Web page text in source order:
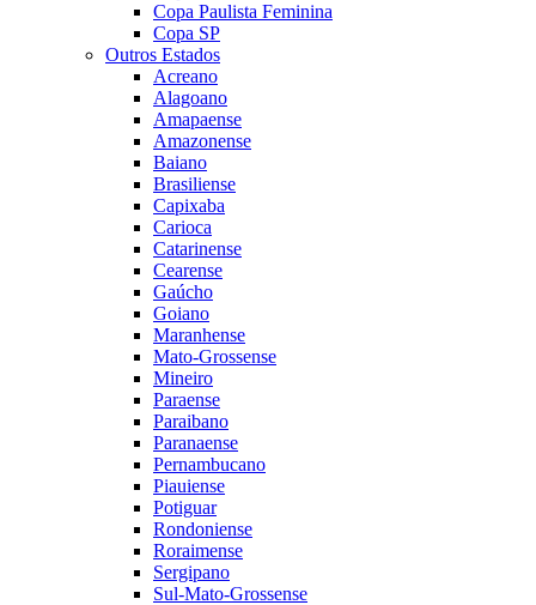
Copa Paulista Feminina
Copa SP
Outros Estados
Acreano
Alagoano
Amapaense
Amazonense
Baiano
Brasiliense
Capixaba
Carioca
Catarinense
Cearense
Gaúcho
Goiano
Maranhense
Mato-Grossense
Mineiro
Paraense
Paraibano
Paranaense
Pernambucano
Piauiense
Potiguar
Rondoniense
Roraimense
Sergipano
Sul-Mato-Grossense